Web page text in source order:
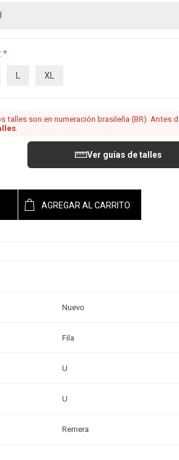
*
L XL
talles son en numeración brasileña (BR). Antes
.
Ver guías de talles
AGREGAR AL CARRITO
Nuevo
Fila
U
U
Remera